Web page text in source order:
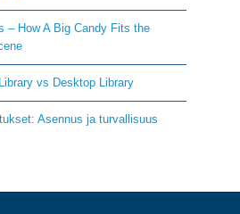
– How A Big Candy Fits the
vs Desktop Library
Asennus ja turvallisuus